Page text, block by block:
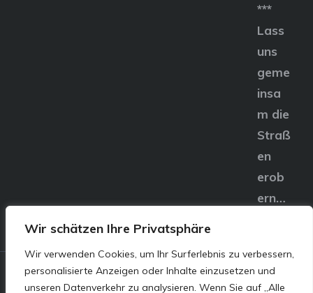
Wir schätzen Ihre Privatsphäre
Wir verwenden Cookies, um Ihr Surferlebnis zu verbessern,
personalisierte Anzeigen oder Inhalte einzusetzen und
unseren Datenverkehr zu analysieren. Wenn Sie auf „Alle
***
Lass
uns
geme
insa
m die
Straß
en
erob
ern…
© E&S Motors GmbH,